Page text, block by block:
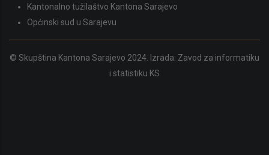
Kantonalno tužilaštvo Kantona Sarajevo
Općinski sud u Sarajevu
© Skupština Kantona Sarajevo 2024. Izrada: Zavod za informatiku
i statistiku KS